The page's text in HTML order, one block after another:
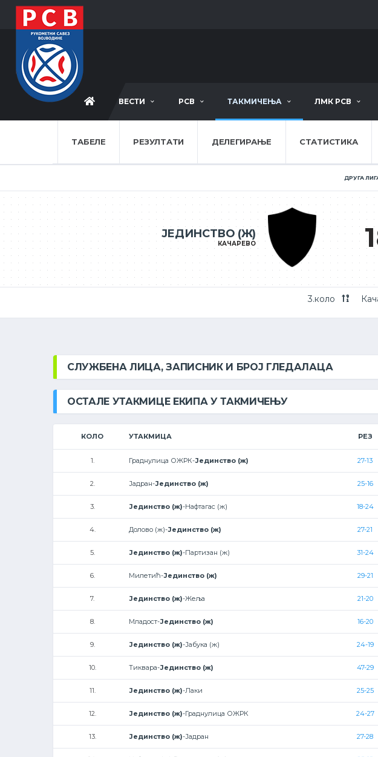
ВЕСТИ РСВ ТАКМИЧЕЊА ЛМК РСВ
ТАБЕЛЕ РЕЗУЛТАТИ ДЕЛЕГИРАЊЕ СТАТИСТИКА
ДРУГА
ЈЕДИНСТВО (Ж)
КАЧАРЕВО
3.коло
СЛУЖБЕНА ЛИЦА, ЗАПИСНИК И БРОЈ ГЛЕДАЛАЦА
ОСТАЛЕ УТАКМИЦЕ ЕКИПА У ТАКМИЧЕЊУ
КОЛО УТАКМИЦА РЕЗ
1. Граднулица ОЖРК-Јединство (ж) 27-13
2. Јадран-Јединство (ж) 25-16
3. Јединство (ж)-Нафтагас (ж) 18-24
4. Долово (ж)-Јединство (ж) 27-21
5. Јединство (ж)-Партизан (ж) 31-24
6. Милетић-Јединство (ж) 29-21
7. Јединство (ж)-Жеља 21-20
8. Младост-Јединство (ж) 16-20
9. Јединство (ж)-Јабука (ж) 24-19
10. Тиквара-Јединство (ж) 47-29
11. Јединство (ж)-Лаки 25-25
12. Јединство (ж)-Граднулица ОЖРК 24-27
13. Јединство (ж)-Јадран 27-28